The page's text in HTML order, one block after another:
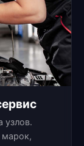
узлов.
марок,